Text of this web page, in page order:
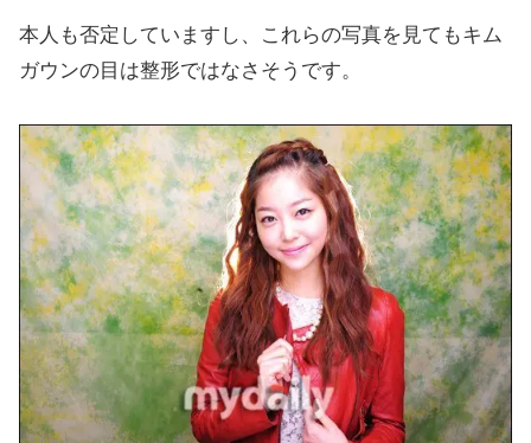
本人も否定していますし、これらの写真を見てもキム
ガウンの目は整形ではなさそうです。